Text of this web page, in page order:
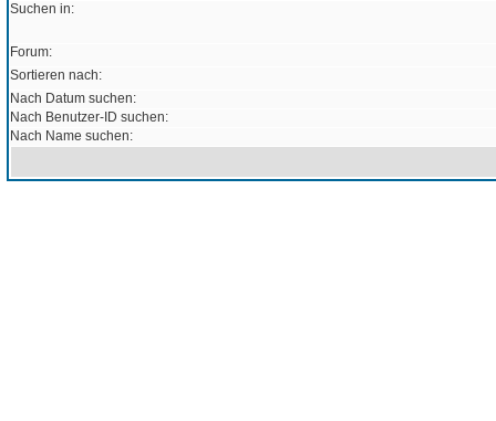
Suchen in:
Forum:
Sortieren nach:
Nach Datum suchen:
Nach Benutzer-ID suchen:
Nach Name suchen: